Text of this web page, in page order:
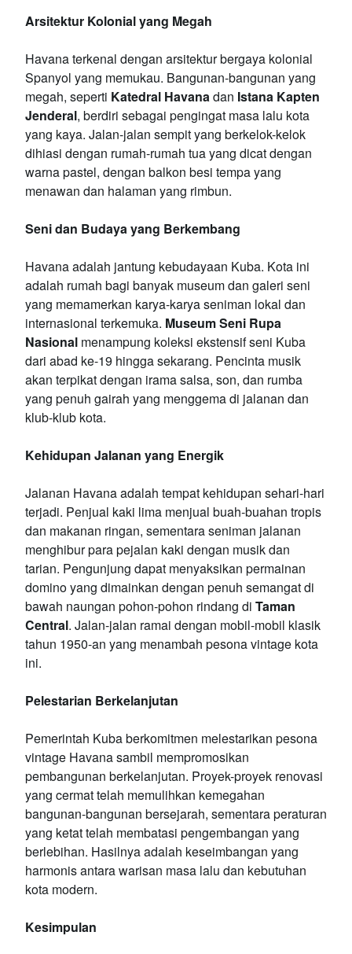
Arsitektur Kolonial yang Megah
Havana terkenal dengan arsitektur bergaya kolonial
Spanyol yang memukau. Bangunan-bangunan yang
megah, seperti Katedral Havanadan Istana Kapten
Jenderal, berdiri sebagai pengingat masa lalu kota
yang kaya. Jalan-jalan sempit yang berkelok-kelok
dihiasi dengan rumah-rumah tua yang dicat dengan
warna pastel, dengan balkon besi tempa yang
menawan dan halaman yang rimbun.
Seni dan Budaya yang Berkembang
Havana adalah jantung kebudayaan Kuba. Kota ini
adalah rumah bagi banyak museum dan galeri seni
yang memamerkan karya-karya seniman lokal dan
internasional terkemuka. Museum Seni Rupa
Nasional menampung koleksi ekstensif seni Kuba
dari abad ke-19 hingga sekarang. Pencinta musik
akan terpikat dengan irama salsa, son, dan rumba
yang penuh gairah yang menggema di jalanan dan
klub-klub kota.
Kehidupan Jalanan yang Energik
Jalanan Havana adalah tempat kehidupan sehari-hari
terjadi. Penjual kaki lima menjual buah-buahan tropis
dan makanan ringan, sementara seniman jalanan
menghibur para pejalan kaki dengan musik dan
tarian. Pengunjung dapat menyaksikan permainan
domino yang dimainkan dengan penuh semangat di
bawah naungan pohon-pohon rindang di Taman
Central. Jalan-jalan ramai dengan mobil-mobil klasik
tahun 1950-an yang menambah pesona vintage kota
ini.
Pelestarian Berkelanjutan
Pemerintah Kuba berkomitmen melestarikan pesona
vintage Havana sambil mempromosikan
pembangunan berkelanjutan. Proyek-proyek renovasi
yang cermat telah memulihkan kemegahan
bangunan-bangunan bersejarah, sementara peraturan
yang ketat telah membatasi pengembangan yang
berlebihan. Hasilnya adalah keseimbangan yang
harmonis antara warisan masa lalu dan kebutuhan
kota modern.
Kesimpulan